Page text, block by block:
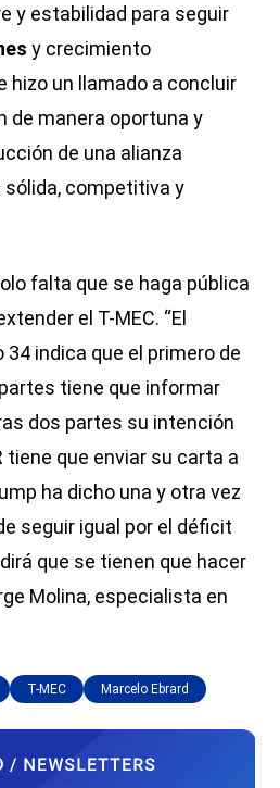
y estabilidad para seguir
y crecimiento
hizo un llamado a concluir
de manera oportuna y
de una alianza
competitiva y
falta que se haga pública
el T-MEC. “El
indica que el primero de
tiene que informar
dos partes su intención
tiene que enviar su carta a
ha dicho una y otra vez
seguir igual por el déficit
que se tienen que hacer
Molina, especialista en
T-MEC Marcelo Ebrard